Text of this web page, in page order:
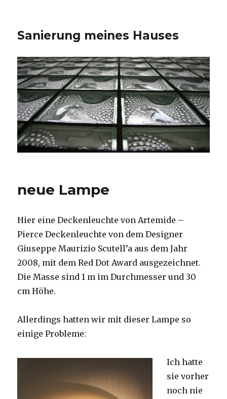
Sanierung meines Hauses
neue Lampe
Hier eine Deckenleuchte von Artemide –
Pierce Deckenleuchte von dem Designer
Giuseppe Maurizio Scutell’a aus dem Jahr
2008, mit dem Red Dot Award ausgezeichnet.
Die Masse sind 1 m im Durchmesser und 30
cm Höhe.
Allerdings hatten wir mit dieser Lampe so
einige Probleme:
Ich hatte
sie vorher
noch nie